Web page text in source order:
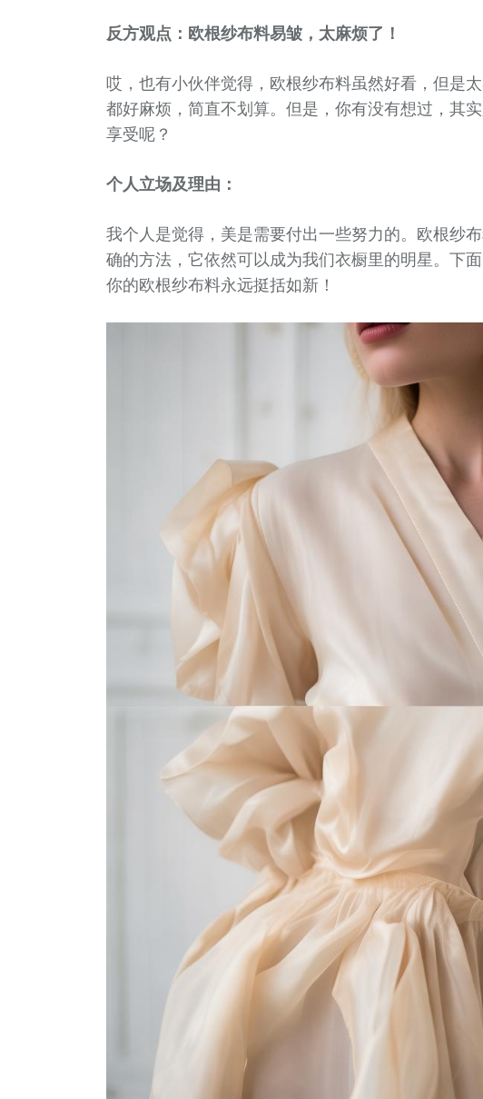
反方观点：欧根纱布料易皱，太麻烦了！
哎，也有小伙伴觉得，欧根纱布料虽然好看，但是
都好麻烦，简直不划算。但是，你有没有想过，其
享受呢？
个人立场及理由：
我个人是觉得，美是需要付出一些努力的。欧根纱
确的方法，它依然可以成为我们衣橱里的明星。下
你的欧根纱布料永远挺括如新！